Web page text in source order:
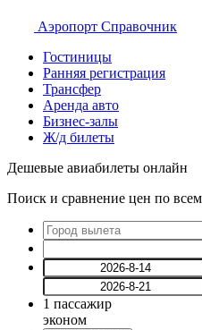
Аэропорт Справочник
Гостиницы
Ранняя регистрация
Трансфер
Аренда авто
Бизнес-залы
Ж/д билеты
Дешевые авиабилеты онлайн
Поиск и сравнение цен по
1 пассажир
эконом